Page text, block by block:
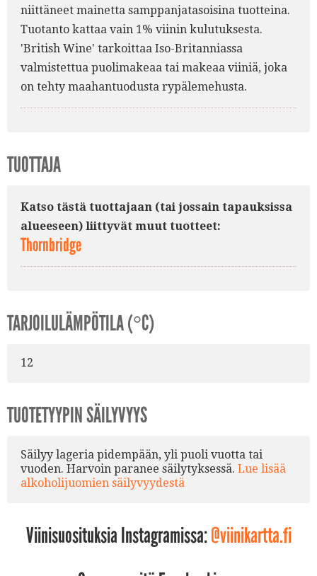
niittäneet mainetta samppanjatasoisina tuotteina.
Tuotanto kattaa vain 1% viinin kulutuksesta.
'British Wine' tarkoittaa Iso-Britanniassa
valmistettua puolimakeaa tai makeaa viiniä, joka
on tehty maahantuodusta rypälemehusta.
TUOTTAJA
Katso tästä tuottajaan (tai jossain tapauksissa
alueeseen) liittyvät muut tuotteet:
Thornbridge
TARJOILULÄMPÖTILA (°C)
12
TUOTETYYPIN SÄILYVYYS
Säilyy lageria pidempään, yli puoli vuotta tai
vuoden. Harvoin paranee säilytyksessä. Lue lisää
alkoholijuomien säilyvyydestä
Viinisuosituksia Instagramissa:@viinikartta.fi